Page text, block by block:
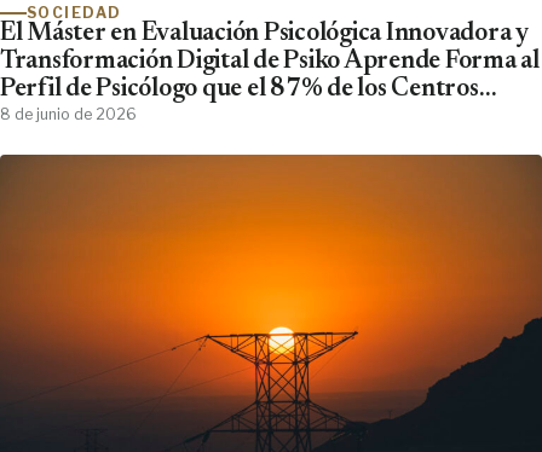
SOCIEDAD
El Máster en Evaluación Psicológica Innovadora y
Transformación Digital de Psiko Aprende Forma al
Perfil de Psicólogo que el 87% de los Centros
Clínicos Demanda y No Encuentra
8 de junio de 2026